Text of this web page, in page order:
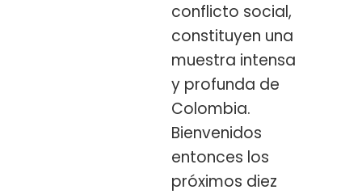
conflicto social,
constituyen una
muestra intensa
y profunda de
Colombia.
Bienvenidos
entonces los
próximos diez